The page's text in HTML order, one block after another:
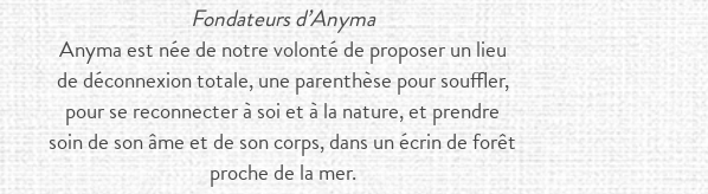
Fondateurs d’Anyma
Anyma est née de notre volonté de proposer un lieu
de déconnexion totale, une parenthèse pour souffler,
pour se reconnecter à soi et à la nature, et prendre
soin de son âme et de son corps, dans un écrin de forêt
proche de la mer.